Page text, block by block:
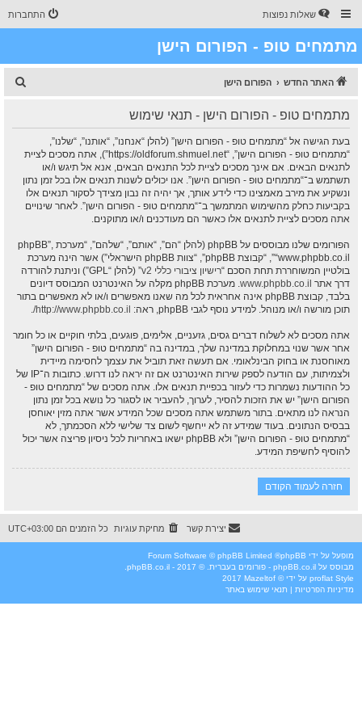
שאלות נפוצות התחברות
מתמחים טופ - הפורום הישן
האתר החדש הפורום הישן
מתמחים טופ - הפורום הישן - תנאי שימוש
בעת הגישה אל “מתמחים טופ - הפורום הישן” (להלן “אנחנו”, “אותנו”, “שלנו”,
“מתמחים טופ - הפורום הישן”, “https://oldforum.shmuel.net”), אתה מסכים לציית
לתנאים הבאים. אם אינך מסכים לציית לכל התנאים הבאים, אנא אל תיגש ו/או
תשתמש ב־“מתמחים טופ - הפורום הישן”. אנו יכולים לשנות תנאים אלו בכל זמן נתון
ונשקיע את מירב מאמצינו כדי לידע אותך, אך יהיה זה נבון מצידך לסקור תנאים אלו
בקביעות כחלק מהשימוש המתמשך ב־“מתמחים טופ - הפורום הישן”. לאחר שינויים
אתה מסכים לציית לתנאים אלו כאשר הם מעודכנים ו/או מתוקנים.
הפורומים שלנו מבוססים על phpBB (להלן “הם”, “אותם”, “שלהם”, “מערכת phpBB”,
“www.phpbb.co.il”, “קבוצת phpBB”, “צוות phpBB הישראלי”) אשר הינה מערכת
בולטיין המשוחררת תחת הסכם “רישיון ציבורי כללי v2
” (להלן “GPL”) וניתנת להורדה
דרך אתר www.phpbb.co.il
. מערכת phpBB מקלה על האינטרנט המבוסס דיונים
בלבד, קבוצת phpBB אינה אחראית לכל מה שאנו מאפשרים ו/או לא מאפשרים בתור
תוכן מורשה ו/או מנוהל. למידע נוסף לגבי phpBB, ראה:
http://www.phpbb.co.il/
.
אתה מסכים לא לשלוח דברים גסים, גזעניים, אלימים, פוגעים, בלתי חוקיים או כל חומר
אחר אשר שנוי במחלוקת במדינה שלך, במדינה בה “מתמחים טופ - הפורום הישן”
מאוחסנת או בחוק הבינלאומי. אם תעשה זאת תוביל את עצמך לחסימה מיידית
ולצמיתות, עם הודעה לספק שירות האינטרנט אם זה יראה לנו דרוש. כתובות ה־IP של
כל ההודעות נשמרות כדי לעזור בכפיית תנאים אלו. אתה מסכים של “מתמחים טופ -
הפורום הישן” יש את הזכות להסיר, לערוך, להעביר או לסגור כל נושא בכל זמן נתון
הנראה לנו מתאים. בתור משתמש אתה מסכים שכל המידע אשר אתה מזין יאוחסן
בבסיס הנתונים. בעוד שמידע זה לא ייחשף לשום צד שלישי ללא הסכמתך, לא
“מתמחים טופ - הפורום הישן” ולא phpBB ישאו באחריות לכל ניסיון פריצה אשר יכול
להוסיף לחשיפת המידע.
חזרה לעמוד הקודם
כל הזמנים הם UTC+03:00 מחיקת עוגיות יצירת קשר
מופעל על ידי phpBB
® Forum Software © phpBB Limited
מבוסס על phpBB.co.il - פורומים בעברית
. © 2017 - phpBB.co.il.
Style
proflat על ידי © Mazeltof
מדיניות הפרטיות | תנאי שימוש באתר